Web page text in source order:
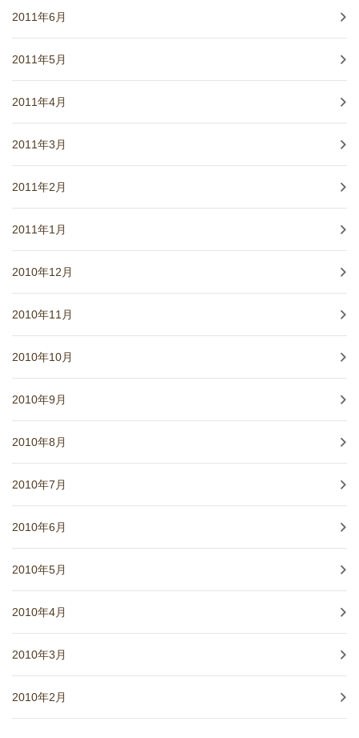
2011年6月
2011年5月
2011年4月
2011年3月
2011年2月
2011年1月
2010年12月
2010年11月
2010年10月
2010年9月
2010年8月
2010年7月
2010年6月
2010年5月
2010年4月
2010年3月
2010年2月